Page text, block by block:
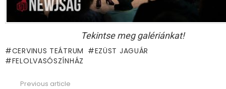
Tekintse meg galériánkat!
CERVINUS TEÁTRUM
EZÜST JAGUÁR
FELOLVASÓSZÍNHÁZ
Previous article